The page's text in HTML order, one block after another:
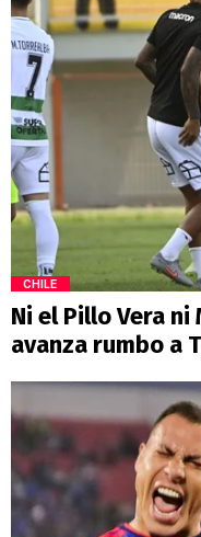
CHILE
Ni el Pillo Vera ni
avanza rumbo a